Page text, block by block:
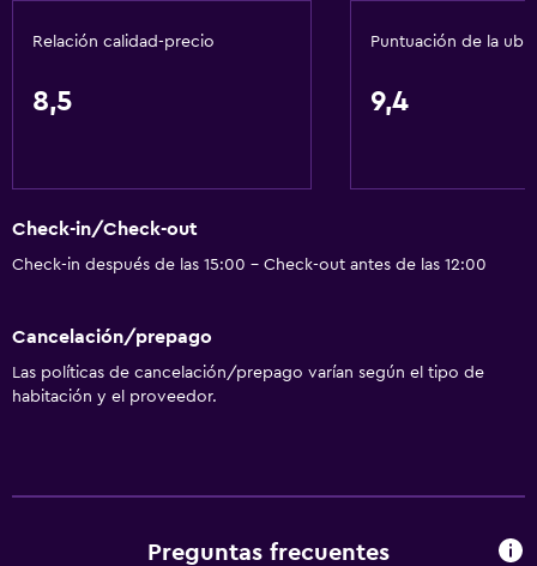
Relación calidad-precio
8,5
Puntuación de la
9,4
Check-in/Check-out
Check-in después de las 15:00 - Check-out antes de las 12:00
Cancelación/prepago
Las políticas de cancelación/prepago varían según el tipo de
habitación y el proveedor.
Preguntas frecuentes